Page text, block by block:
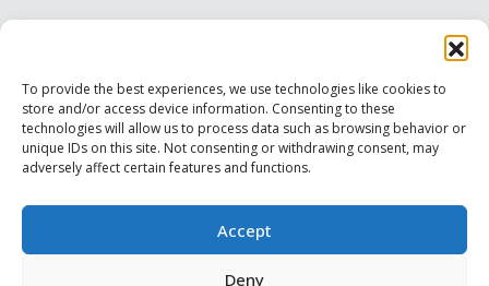
To provide the best experiences, we use technologies like cookies to
store and/or access device information. Consenting to these
technologies will allow us to process data such as browsing behavior or
unique IDs on this site. Not consenting or withdrawing consent, may
adversely affect certain features and functions.
Accept
Deny
Ruokailu
Nähtävyydet
Visit Tallinn
Ammattilaisille